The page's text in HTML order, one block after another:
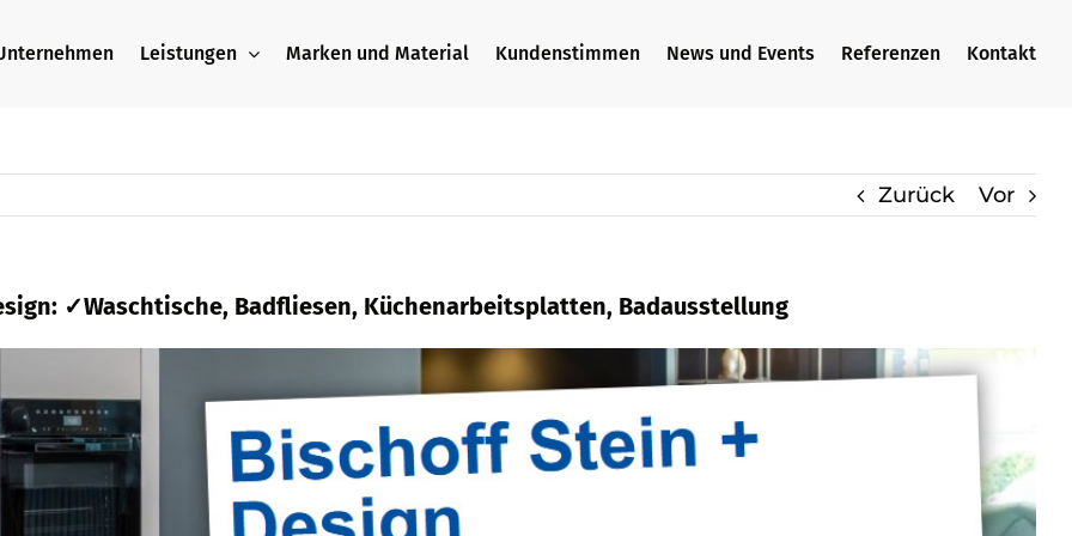
Leistungen Marken und Material Kundenstimmen News und Events Referenzen Kontakt
Zurück Vor
✓Waschtische, Badfliesen, Küchenarbeitsplatten, Badausstellung
Bischoff Stein + Design und ✓Küchenarbeitsplatte, Waschtische, Badfliese,
74673 Mulfingen sind ✓Badfliese, ✓Naturstein, ✓Küchenarbeitsplatte, ✓Waschtische und
Besuchen Sie uns ✉.